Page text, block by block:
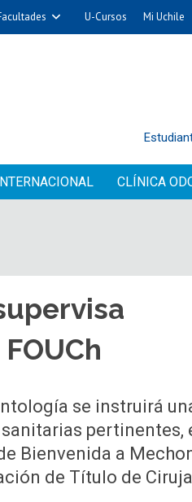
U-Cursos Mi Uchile
CLÍNICA
se instruirá
pertinentes,
Bienvenida a
de Título de